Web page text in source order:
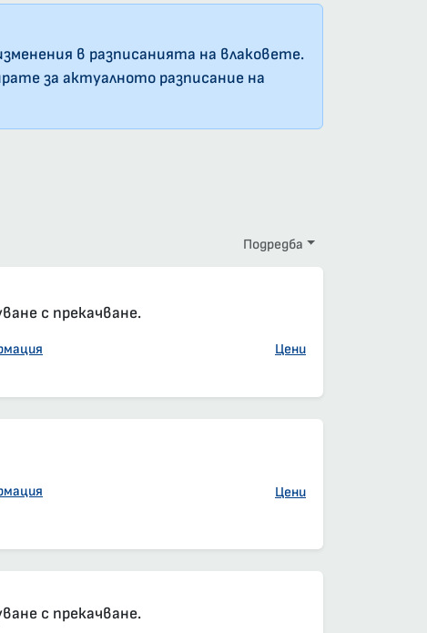
в разписанията на влаковете.
за актуалното разписание на
Подредба
резервация
задължителна резервация
с прекачване.
Цени
резервация
Цени
с прекачване.